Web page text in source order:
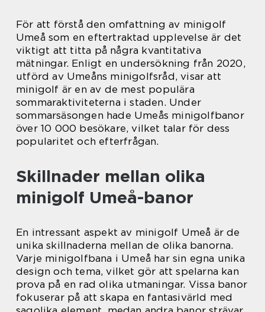
För att förstå den omfattning av minigolf
Umeå som en eftertraktad upplevelse är det
viktigt att titta på några kvantitativa
mätningar. Enligt en undersökning från 2020,
utförd av Umeåns minigolfsråd, visar att
minigolf är en av de mest populära
sommaraktiviteterna i staden. Under
sommarsäsongen hade Umeås minigolfbanor
över 10 000 besökare, vilket talar för dess
popularitet och efterfrågan.
Skillnader mellan olika
minigolf Umeå-banor
En intressant aspekt av minigolf Umeå är de
unika skillnaderna mellan de olika banorna.
Varje minigolfbana i Umeå har sin egna unika
design och tema, vilket gör att spelarna kan
prova på en rad olika utmaningar. Vissa banor
fokuserar på att skapa en fantasivärld med